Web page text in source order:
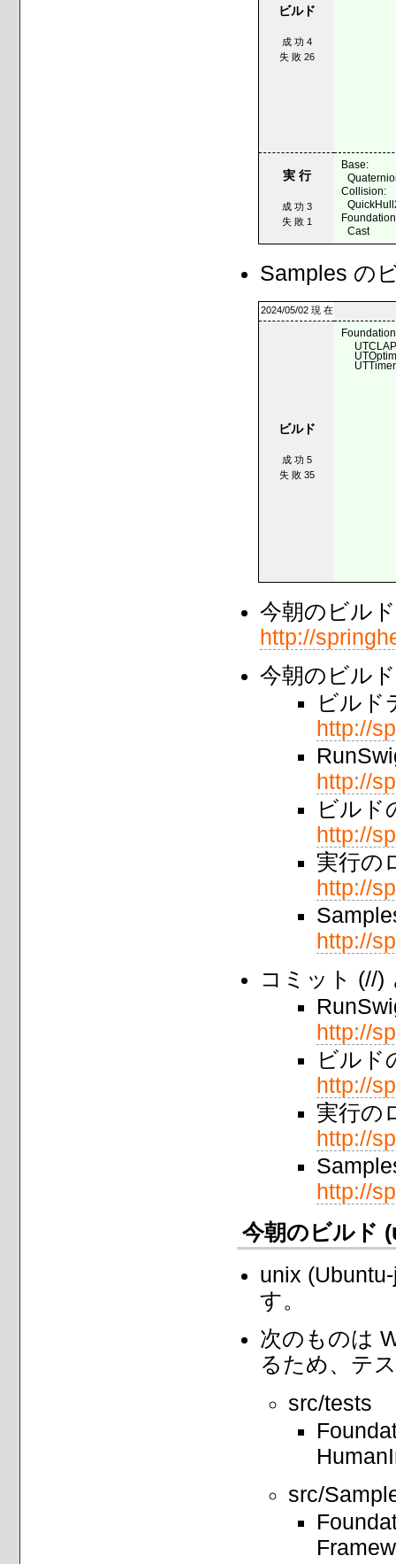
ビルド
成 功 4
失 敗 26
実 行
成 功 3
失 敗 1
Base:
Collision:
Cast
Samples の
2024/05/02 現 在
ビルド
成 功 5
失 敗 35
今朝のビル
http://
今朝のビル
ビルド
http://
http://
ビルド
http://
実行の
http://
http://
コミット (//)
http://
ビルド
http://
実行の
http://
http://
今朝のビルド
unix
す。
次のものは
るため、テ
src/tests
src/